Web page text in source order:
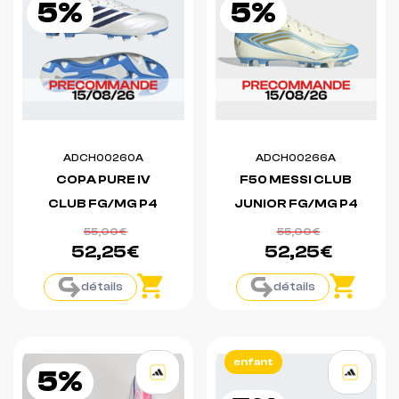
5%
ADCH00260A
COPA PURE IV
CLUB FG/MG P4
55,00€
52,25€
détails
5%
ADCH00266A
F50 MESSI CLUB
JUNIOR FG/MG P4
55,00€
52,25€
détails
5%
enfant